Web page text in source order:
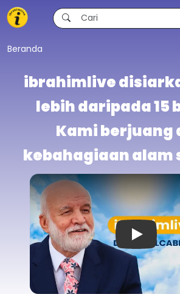
Beranda
ibrahimlive
lebih daripada 15
Kami berjuang
kebahagiaan alam
Play